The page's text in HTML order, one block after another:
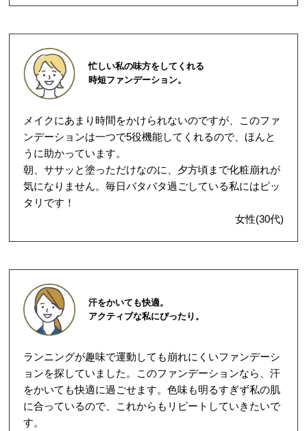
忙しい私の味方をしてくれる
時短ファンデーション。
メイクにあまり時間をかけられないのですが、このファ
ンデーションは一つで5役機能してくれるので、ほんと
うに助かっています。
朝、ササッと塗っただけなのに、夕方頃まで化粧崩れが
気になりません。毎日バタバタ過ごしている私にはピッ
タリです！
女性(30代)
汗をかいても快適。
アクティブな私にぴったり。
ランニングが趣味で運動しても崩れにくいファンデーシ
ョンを探していました。このファンデーションなら、汗
をかいても快適に過ごせます。色味も明るすぎず私の肌
に合っているので、これからもリピートしていきたいで
す。